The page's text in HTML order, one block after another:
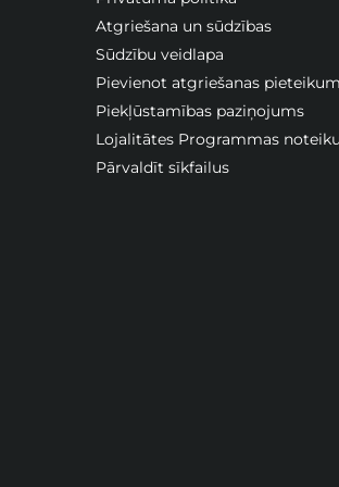
Atgriešana un sūdzības
Sūdzību veidlapa
Pievienot atgriešanas
Piekļūstamības paziņojums
Lojalitātes Programmas
Pārvaldīt sīkfailus